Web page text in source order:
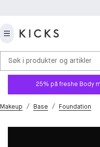
Søk i produkter og artikler
25% på freshe Body
Makeup / Base / Foundation